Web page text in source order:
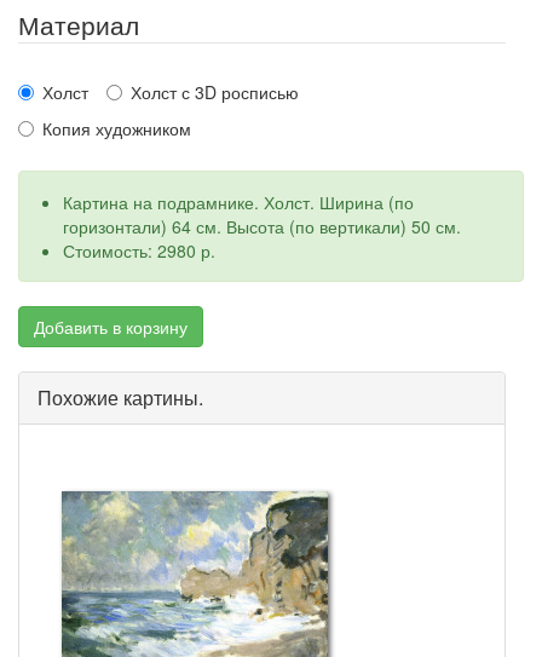
Материал
Холст
Холст с 3D росписью
Копия художником
Картина на подрамнике. Холст. Ширина (по
горизонтали) 64 см. Высота (по вертикали) 50 см.
Стоимость: 2980 р.
Добавить в корзину
Похожие картины.